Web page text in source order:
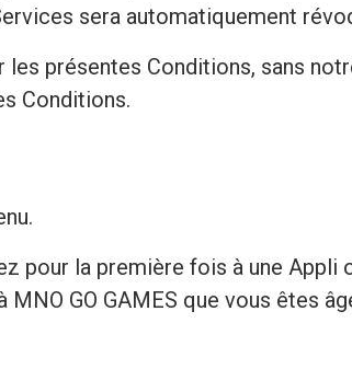
sera automatiquement
présentes Conditions, sans
Conditions.
pour la première fois à une Appli
GO GAMES que vous êtes